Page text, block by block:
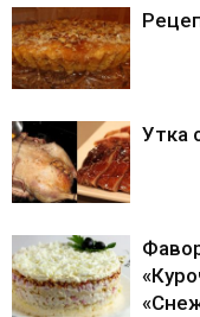
Утка